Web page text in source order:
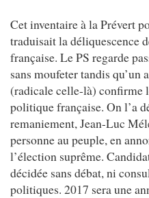
Cet inventaire à la Prévert
traduisait la déliquescence
française. Le PS regarde
sans moufeter tandis qu’un
(radicale celle-là) confirme
politique française. On l’a
remaniement, Jean-Luc
personne au peuple, en
l’élection suprême.
décidée sans débat, ni
politiques. 2017 sera une